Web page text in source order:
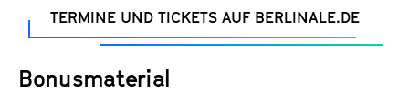
TERMINE UND TICKETS AUF BERLINALE.DE
Bonusmaterial